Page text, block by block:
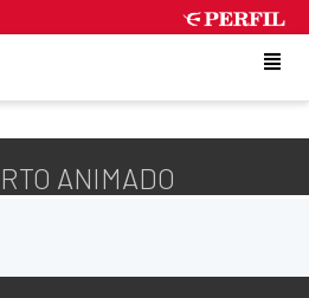
ANIMADO